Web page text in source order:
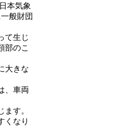
本気象
般財団
て生じ
部のこ
大きな
、車両
す。
くなり